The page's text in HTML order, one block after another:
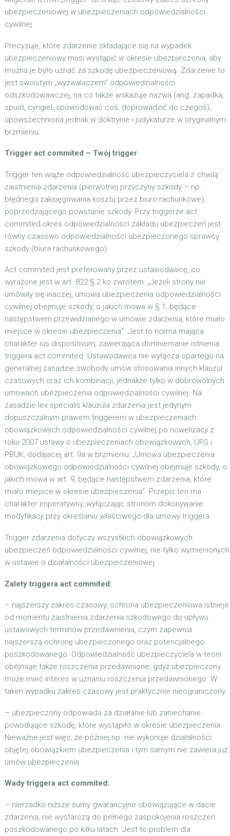
ubezpieczeniowej w ubezpieczeniach odpowiedzialności
cywilnej.
Precyzuje, które zdarzenie składające się na wypadek
ubezpieczeniowy musi wystąpić w okresie ubezpieczenia, aby
można je było uznać za szkodę ubezpieczeniową. Zdarzenie to
jest swoistym „wyzwalaczem” odpowiedzialności
odszkodowawczej, na co także wskazuje nazwa (ang. zapadka,
spust, cyngiel; spowodować coś, doprowadzić do czegoś),
upowszechniona jednak w doktrynie i judykaturze w oryginalnym
brzmieniu.
Trigger act commited – Twój trigger
Trigger ten wiąże odpowiedzialność ubezpieczyciela z chwilą
zaistnienia zdarzenia (pierwotnej przyczyny szkody – np.
błędnego zaksięgowania kosztu przez biuro rachunkowe),
poprzedzającego powstanie szkody. Przy triggerze act
commited okres odpowiedzialności zakładu ubezpieczeń jest
równy czasowo odpowiedzialności ubezpieczonego sprawcy
szkody (biura rachunkowego).
Act commited jest preferowany przez ustawodawcę, co
wyrażone jest w art. 822 § 2 kc zwrotem: „Jeżeli strony nie
umówiły się inaczej, umowa ubezpieczenia odpowiedzialności
cywilnej obejmuje szkody, o jakich mowa w § 1, będące
następstwem przewidzianego w umowie zdarzenia, które miało
miejsce w okresie ubezpieczenia”. Jest to norma mająca
charakter ius dispositivum, zawierająca domniemanie istnienia
triggera act commited. Ustawodawca nie wyłącza opartego na
generalnej zasadzie swobody umów stosowania innych klauzul
czasowych oraz ich kombinacji, jednakże tylko w dobrowolnych
umowach ubezpieczenia odpowiedzialności cywilnej. Na
zasadzie lex specialis klauzula zdarzenia jest jedynym
dopuszczalnym prawem triggerem w ubezpieczeniach
obowiązkowych odpowiedzialności cywilnej po nowelizacji z
roku 2007 ustawy o ubezpieczeniach obowiązkowych, UFG i
PBUK, dodajacej art. 9a w brzmieniu: „Umowa ubezpieczenia
obowiązkowego odpowiedzialności cywilnej obejmuje szkody, o
jakich mowa w art. 9, będące następstwem zdarzenia, które
miało miejsce w okresie ubezpieczenia”. Przepis ten ma
charakter imperatywny, wyłączając stronom dokonywanie
modyfikacji przy określaniu właściwego dla umowy triggera.
Trigger zdarzenia dotyczy wszystkich obowiązkowych
ubezpieczeń odpowiedzialności cywilnej, nie tylko wymienionych
w ustawie o działalności ubezpieczeniowej.
Zalety triggera act commited:
– najszerszy zakres czasowy, ochrona ubezpieczeniowa istnieje
od momentu zaistnienia zdarzenia szkodowego do upływu
ustawowych terminów przedawnienia, czym zapewnia
najszerszą ochronę ubezpieczonego oraz potencjalnego
poszkodowanego. Odpowiedzialność ubezpieczyciela w teorii
obejmuje także roszczenia przedawnione, gdyż ubezpieczony
może mieć interes w uznaniu roszczenia przedawnionego. W
takim wypadku zakres czasowy jest praktycznie nieograniczony.
– ubezpieczony odpowiada za działanie lub zaniechanie
powodujące szkodę, które wystąpiło w okresie ubezpieczenia.
Nieważne jest więc, że później np. nie wykonuje działalności
objętej obowiązkiem ubezpieczenia i tym samym nie zawiera już
umów ubezpieczenia.
Wady triggera act commited:
– nierzadko niższe sumy gwarancyjne obowiązujące w dacie
zdarzenia, nie wystarczą do pełnego zaspokojenia roszczeń
poszkodowanego po kilku latach. Jest to problem dla